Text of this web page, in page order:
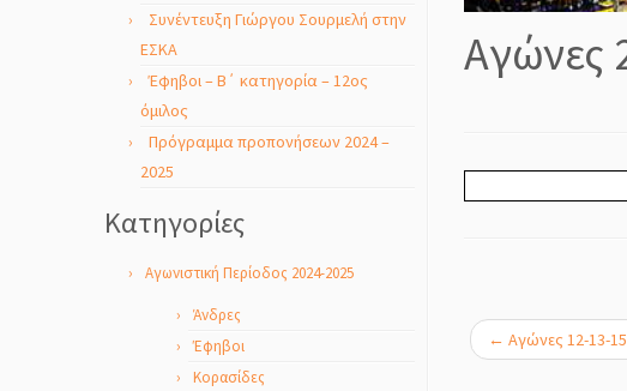
Συνέντευξη Γιώργου Σουρμελή στην
ΕΣΚΑ
Έφηβοι – Β΄ κατηγορία – 12ος
όμιλος
Πρόγραμμα προπονήσεων 2024 –
2025
Kατηγορίες
Αγωνιστική Περίοδος 2024-2025
Άνδρες
Έφηβοι
Κορασίδες
Αγώνες
← Αγώνες 12-13-